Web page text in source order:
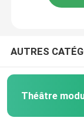
AUTRES
Théâtre